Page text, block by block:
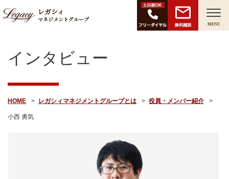
レガシィ
マネジメントグループ
無料面談 MENU
インタビュー
HOME レガシィマネジメントグループとは 役員・メンバー紹介
小西 勇気